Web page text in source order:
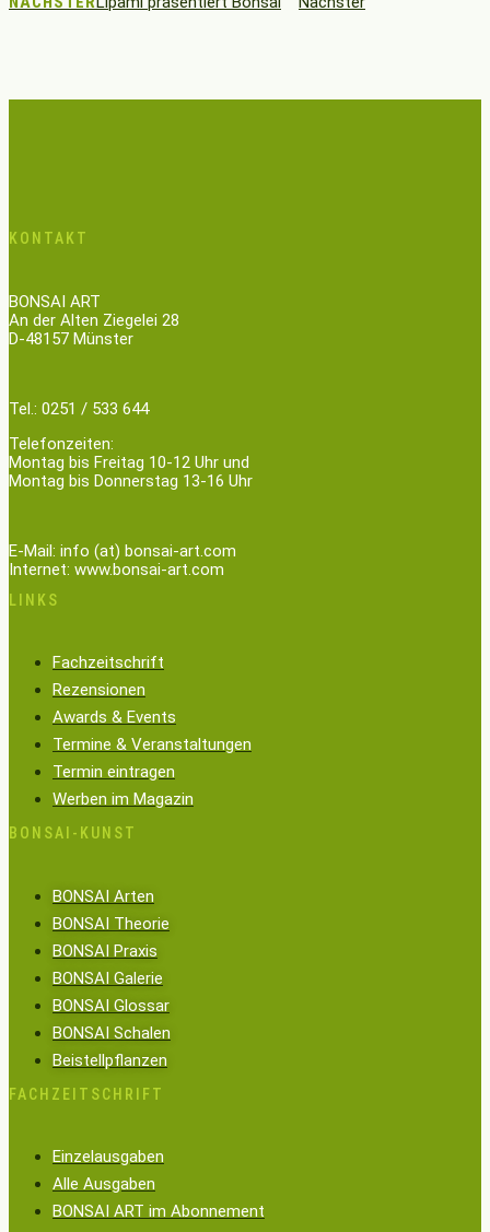
KONTAKT
BONSAI ART
An der Alten Ziegelei 28
D-48157 Münster
Tel.: 0251 / 533 644
Telefonzeiten:
Montag bis Freitag 10-12 Uhr und
Montag bis Donnerstag 13-16 Uhr
E-Mail: info (at) bonsai-art.com
Internet: www.bonsai-art.com
LINKS
Fachzeitschrift
Rezensionen
Awards & Events
Termine & Veranstaltungen
Termin eintragen
Werben im Magazin
BONSAI-KUNST
BONSAI Arten
BONSAI Theorie
BONSAI Praxis
BONSAI Galerie
BONSAI Glossar
BONSAI Schalen
Beistellpflanzen
FACHZEITSCHRIFT
Einzelausgaben
Alle Ausgaben
BONSAI ART im Abonnement